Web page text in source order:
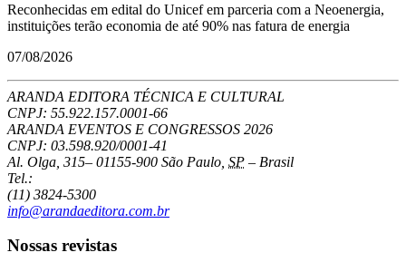
Reconhecidas em edital do Unicef em parceria com a Neoenergia,
instituições terão economia de até 90% nas fatura de energia
07/08/2026
ARANDA EDITORA TÉCNICA E CULTURAL
CNPJ: 55.922.157.0001-66
ARANDA EVENTOS E CONGRESSOS 2026
CNPJ: 03.598.920/0001-41
Al. Olga, 315– 01155-900 São Paulo SP – Brasil
Tel.:
(11) 3824-5300
info@arandaeditora.com.br
Nossas revistas